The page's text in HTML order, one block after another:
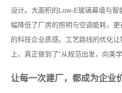
设计。大面积的Low-E玻璃幕墙与
幅降低了厂房的照明与空调能耗，
的科技企业质感。工艺路线的优化
上，真正做到了“从规范出发，向美学
让每一次建厂，都成为企业